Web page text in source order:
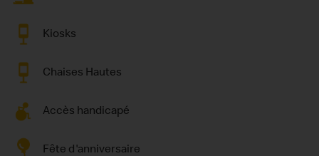
Kiosks
Chaises Hautes
Accès handicapé
Fête d'anniversaire